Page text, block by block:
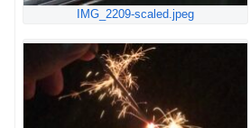
IMG_2209-scaled.jpeg